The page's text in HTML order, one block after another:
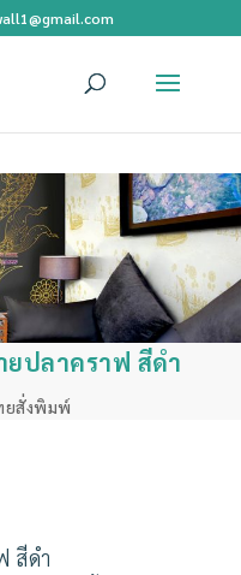
ยปลาคราฟ สีดำ
ยสั่งพิมพ์
สีดำ